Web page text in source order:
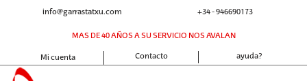
+34 - 946690173
info@garrastatxu.com
MAS DE 40 AÑOS A SU SERVICIO NOS AVALAN
ayuda?
Contacto
Mi cuenta